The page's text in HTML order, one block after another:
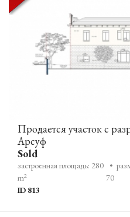
Арсуф
Sold
застроенная площадь: 280
m2
•
70
ID 813